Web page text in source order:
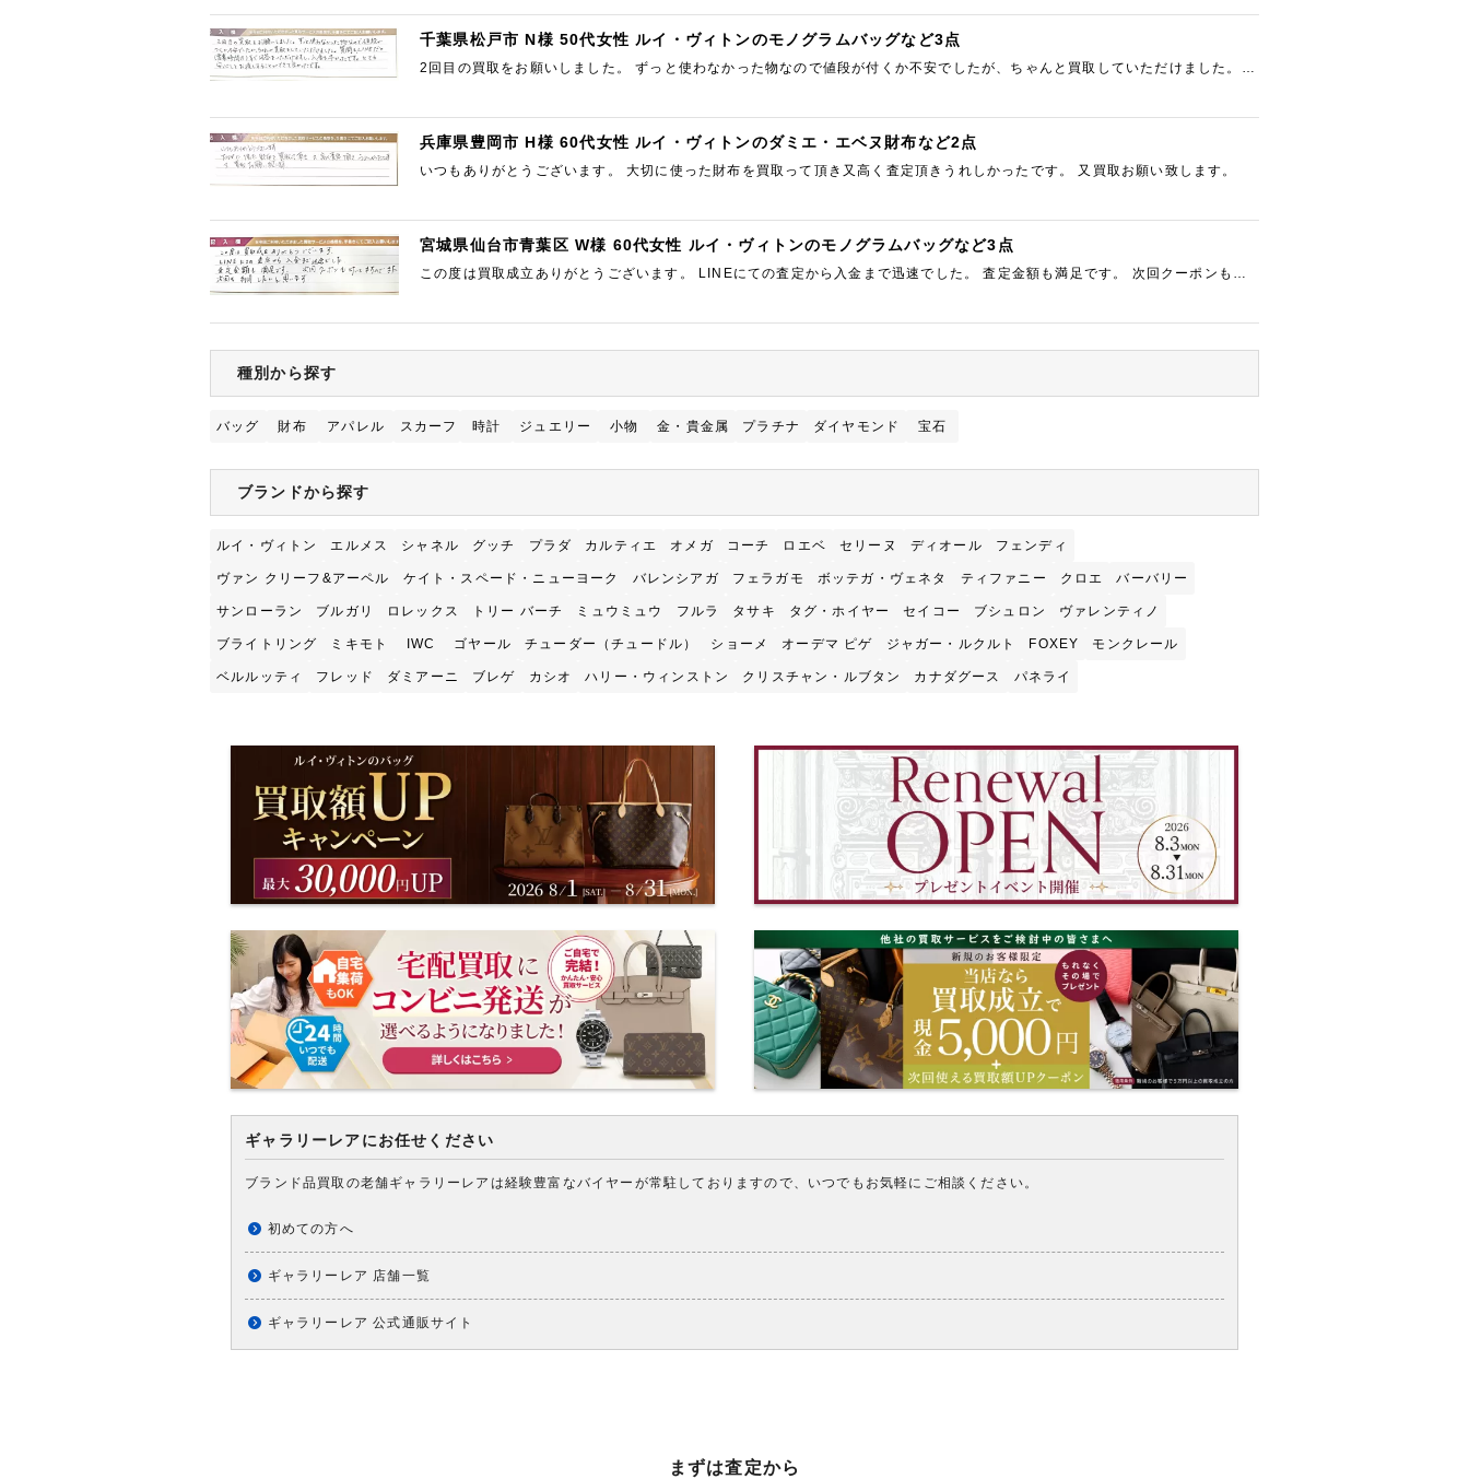
千葉県松戸市 N様 50代女性 ルイ・ヴィトンのモノグラムバッグなど3点
2回目の買取をお願いしました。 ずっと使わなかった物なので値段が付くか不安でしたが、ちゃんと買取していただけました。
兵庫県豊岡市 H様 60代女性 ルイ・ヴィトンのダミエ・エベヌ財布など2点
いつもありがとうございます。 大切に使った財布を買取って頂き又高く査定頂きうれしかったです。 又買取お願い致します。
宮城県仙台市青葉区 W様 60代女性 ルイ・ヴィトンのモノグラムバッグなど3点
この度は買取成立ありがとうございます。 LINEにての査定から入金まで迅速でした。 査定金額も満足です。 次回クーポンも付
ギャラリーレアにお任せください
ブランド品買取の老舗ギャラリーレアは経験豊富なバイヤーが常駐しておりますので、いつでもお気軽にご相談ください。
初めての方へ
ギャラリーレア 店舗一覧
ギャラリーレア 公式通販サイト
種別から探す
バッグ 財布 アパレル スカーフ 時計 ジュエリー 小物 金・貴金属 プラチナ ダイヤモンド 宝石
ブランドから探す
ルイ・ヴィトン エルメス シャネル グッチ プラダ カルティエ オメガ コーチ ロエベ セリーヌ ディオール フェンディ
ヴァン クリーフ&アーペル ケイト・スペード・ニューヨーク バレンシアガ フェラガモ ボッテガ・ヴェネタ ティファニー クロエ バーバリー
サンローラン ブルガリ ロレックス トリー バーチ ミュウミュウ フルラ タサキ タグ・ホイヤー セイコー ブシュロン ヴァレンティノ
ブライトリング ミキモト IWC ゴヤール チューダー（チュードル） ショーメ オーデマ ピゲ ジャガー・ルクルト FOXEY モンクレール
ベルルッティ フレッド ダミアーニ ブレゲ カシオ ハリー・ウィンストン クリスチャン・ルブタン カナダグース パネライ
まずは査定から